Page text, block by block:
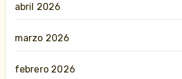
abril 2026
marzo 2026
febrero 2026